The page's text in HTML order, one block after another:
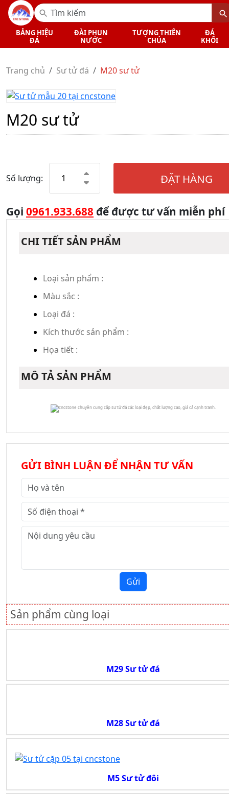
BẢNG HIỆU
ĐÁ
ĐÀI PHUN
NƯỚC
TƯỢNG THIÊN
CHÚA
ĐÁ
KHỐI
Trang chủ Sư tử đá M20 sư tử
M20 sư tử
Số lượng: ĐẶT HÀNG
Gọi 0961.933.688 để được tư vấn miễn phí
CHI TIẾT SẢN PHẨM
Loại sản phẩm :
Màu sắc :
Loại đá :
Kích thước sản phẩm :
Họa tiết :
MÔ TẢ SẢN PHẨM
GỬI BÌNH LUẬN ĐỂ NHẬN TƯ VẤN
Gửi
Sản phẩm cùng loại
M29 Sư tử đá
M28 Sư tử đá
M5 Sư tử đôi